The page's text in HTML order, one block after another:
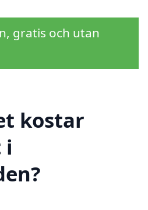
gratis och utan
kostar
i